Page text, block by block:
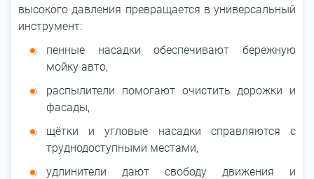
высокого давления превращается в универсальный
инструмент:
пенные насадки обеспечивают бережную
мойку авто,
распылители помогают очистить дорожки и
фасады,
щётки и угловые насадки справляются с
труднодоступными местами,
удлинители дают свободу движения и